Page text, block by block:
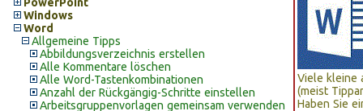
Windows
Word
Allgemeine Tipps
Abbildungsverzeichnis erstellen
Alle Kommentare löschen
Alle Word-Tastenkombinationen
Anzahl der Rückgängig-Schritte einstellen
Arbeitsgruppenvorlagen gemeinsam verwenden
Viele kleine
(meist
Haben Sie